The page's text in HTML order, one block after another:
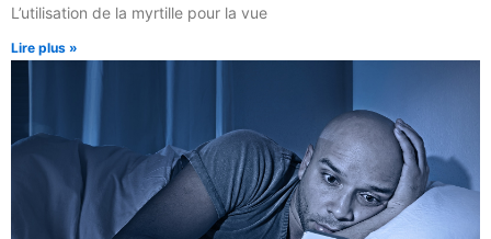
L’utilisation de la myrtille pour la vue
Lire plus »